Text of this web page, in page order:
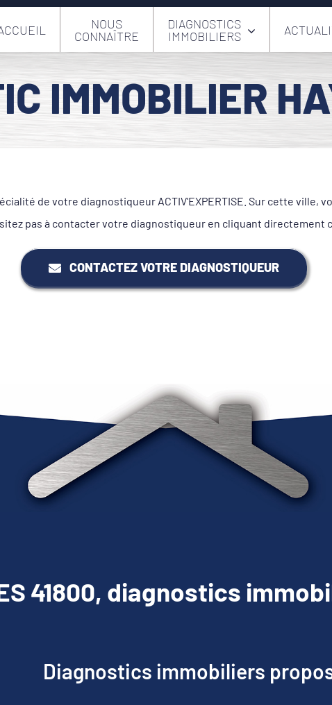
NOUS
CONNAÎTRE
DIAGNOSTICS
IMMOBILIERS
IMMOBILIER
de votre diagnostiqueur ACTIV'EXPERTISE. Sur cette ville,
pas à contacter votre diagnostiqueur en cliquant directement
CONTACTEZ VOTRE DIAGNOSTIQUEUR
41800, diagnostics
Diagnostics immobiliers